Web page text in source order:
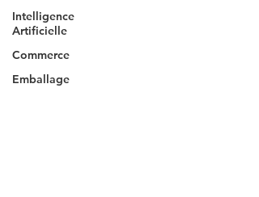
Intelligence
Artificielle
Commerce
Emballage